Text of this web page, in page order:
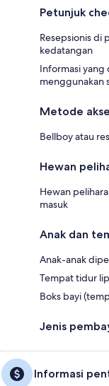
Petunjuk
Resepsionis di
kedatangan
Informasi
menggunakan
Metode
Bellboy atau
Hewan
Hewan
masuk
Anak dan
Anak-anak
Tempat tidur
Boks bayi
Jenis
Informasi